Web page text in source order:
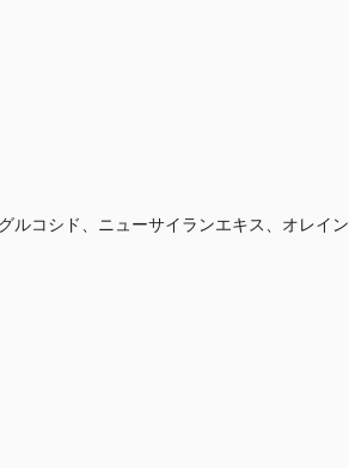
ルコシド、ニューサイランエキス、オレイン